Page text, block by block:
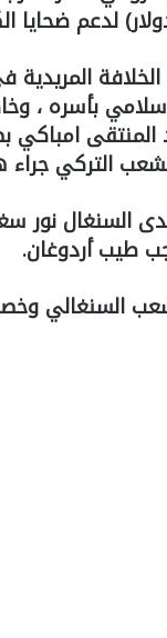
بأسره ،
امباكي
التركي جراء
السنغال نور
طيب أردوغان.
السنغالي